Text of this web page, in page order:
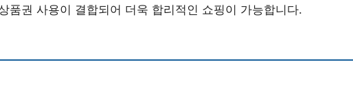
품권 사용이 결합되어 더욱 합리적인 쇼핑이 가능합니다.